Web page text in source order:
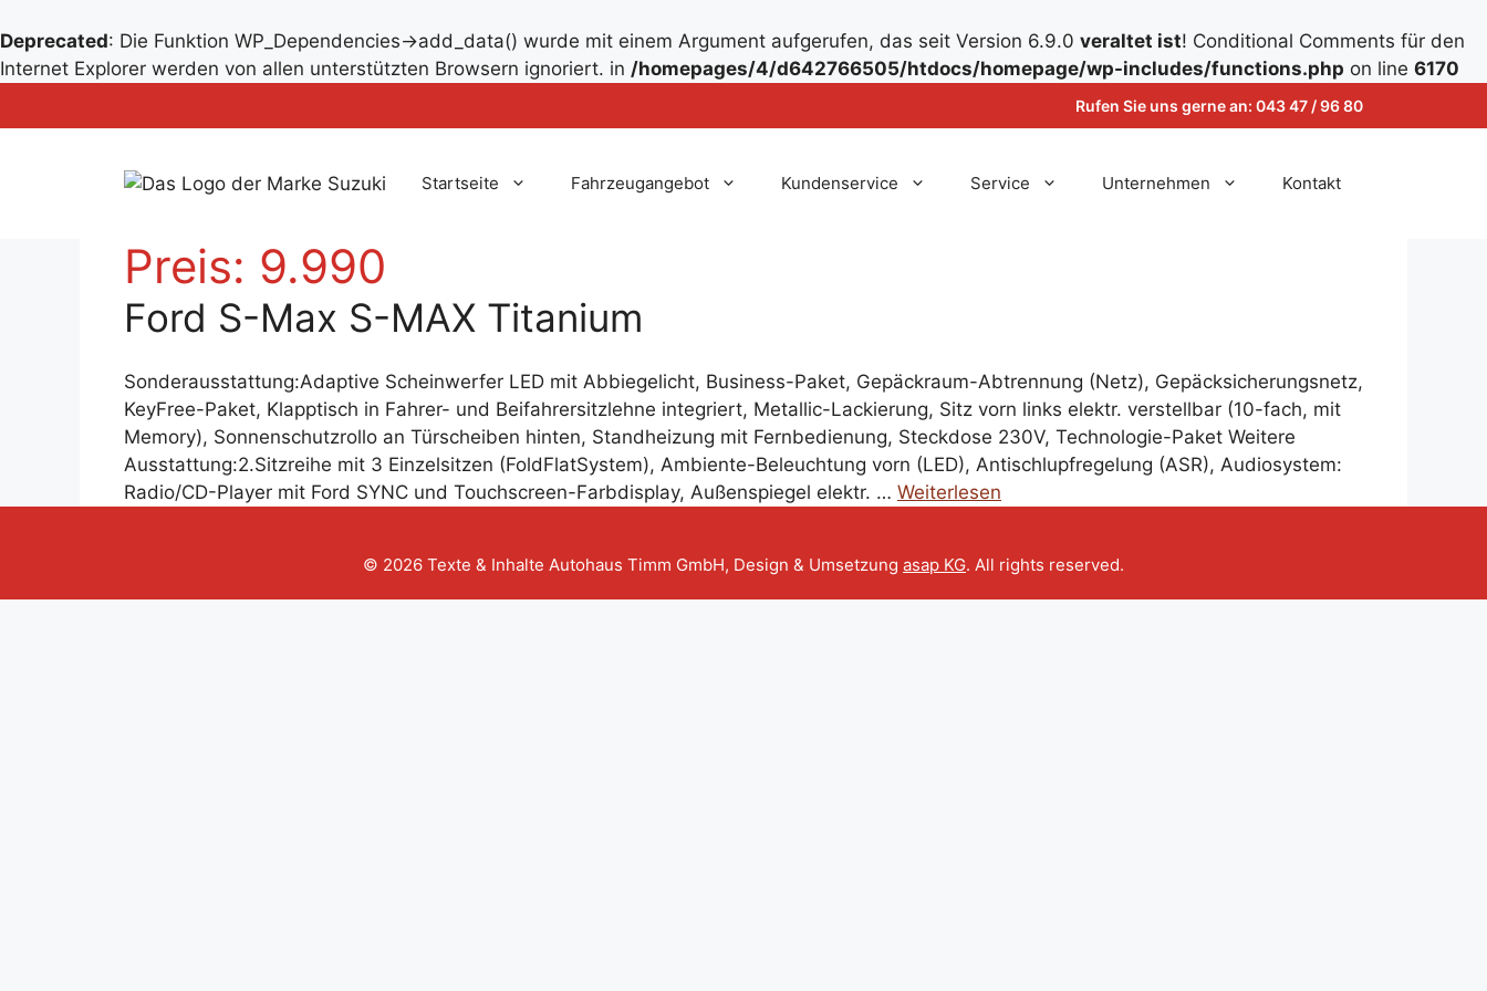
Deprecated: Die Funktion WP_Dependencies->add_data() wurde mit einem Argument aufgerufen, das seit Version 6.9.0 veraltet ist! Conditional Comments für den
Internet Explorer werden von allen unterstützten Browsern ignoriert. in /homepages/4/d642766505/htdocs/homepage/wp-includes/functions.php on line 6170
Zum
Inhalt
Inhalt
Rufen Sie uns gerne an: 043 47 / 96 80
Startseite Fahrzeugangebot Kundenservice Service Unternehmen Kontakt
Preis: 9.990
Ford S-Max S-MAX Titanium
Sonderausstattung:Adaptive Scheinwerfer LED mit Abbiegelicht, Business-Paket, Gepäckraum-Abtrennung (Netz), Gepäcksicherungsnetz,
KeyFree-Paket, Klapptisch in Fahrer- und Beifahrersitzlehne integriert, Metallic-Lackierung, Sitz vorn links elektr. verstellbar (10-fach, mit
Memory), Sonnenschutzrollo an Türscheiben hinten, Standheizung mit Fernbedienung, Steckdose 230V, Technologie-Paket Weitere
Ausstattung:2.Sitzreihe mit 3 Einzelsitzen (FoldFlatSystem), Ambiente-Beleuchtung vorn (LED), Antischlupfregelung (ASR), Audiosystem:
Radio/CD-Player mit Ford SYNC und Touchscreen-Farbdisplay, Außenspiegel elektr. … Weiterlesen
© 2026 Texte & Inhalte Autohaus Timm GmbH, Design & Umsetzung asap KG. All rights reserved.